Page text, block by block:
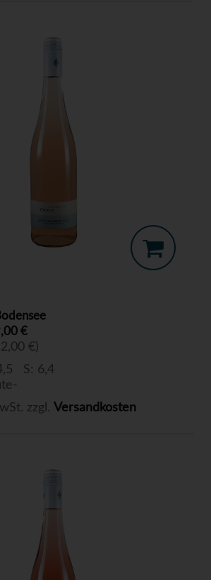
€
€)
S: 6,4
zzgl. Versandkosten